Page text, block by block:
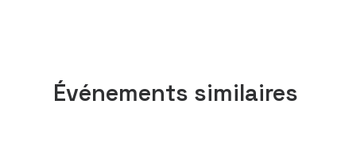
Événements similaires